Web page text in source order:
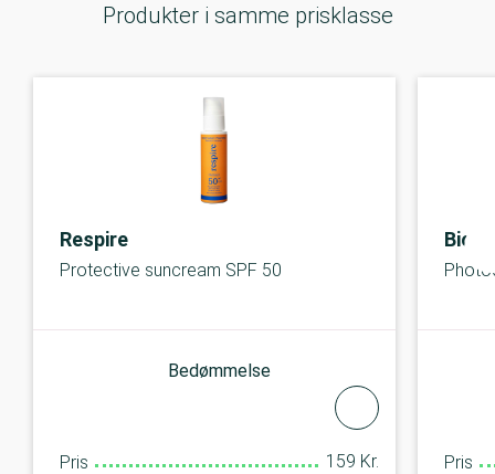
Produkter i samme prisklasse
Respire
Protective suncream SPF 50
Bedømmelse
Pris 159 Kr. Pris